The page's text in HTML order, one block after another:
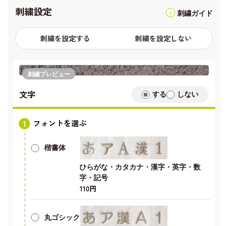
刺繍設定 刺繍ガイド
刺繍を設定する 刺繍を設定しない
刺繍プレビュー
文字 する しない
フォントを選ぶ
楷書体
ひらがな・カタカナ・漢字・英字・数
字・記号
110円
丸ゴシック